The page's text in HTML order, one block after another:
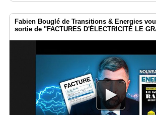
Fabien Bouglé de Transitions & Energies
sortie de "FACTURES D'ÉLECTRICITÉ LE